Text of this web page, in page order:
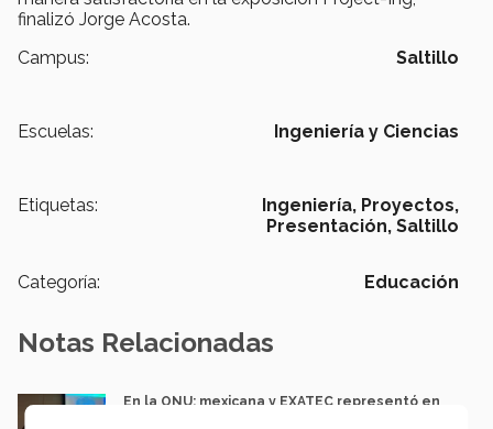
finalizó Jorge Acosta.
Campus:
Saltillo
Escuelas: Ingeniería y Ciencias
Etiquetas: Ingeniería, Proyectos,
Presentación, Saltillo
Categoría: Educación
Notas Relacionadas
En la ONU: mexicana y EXATEC representó en